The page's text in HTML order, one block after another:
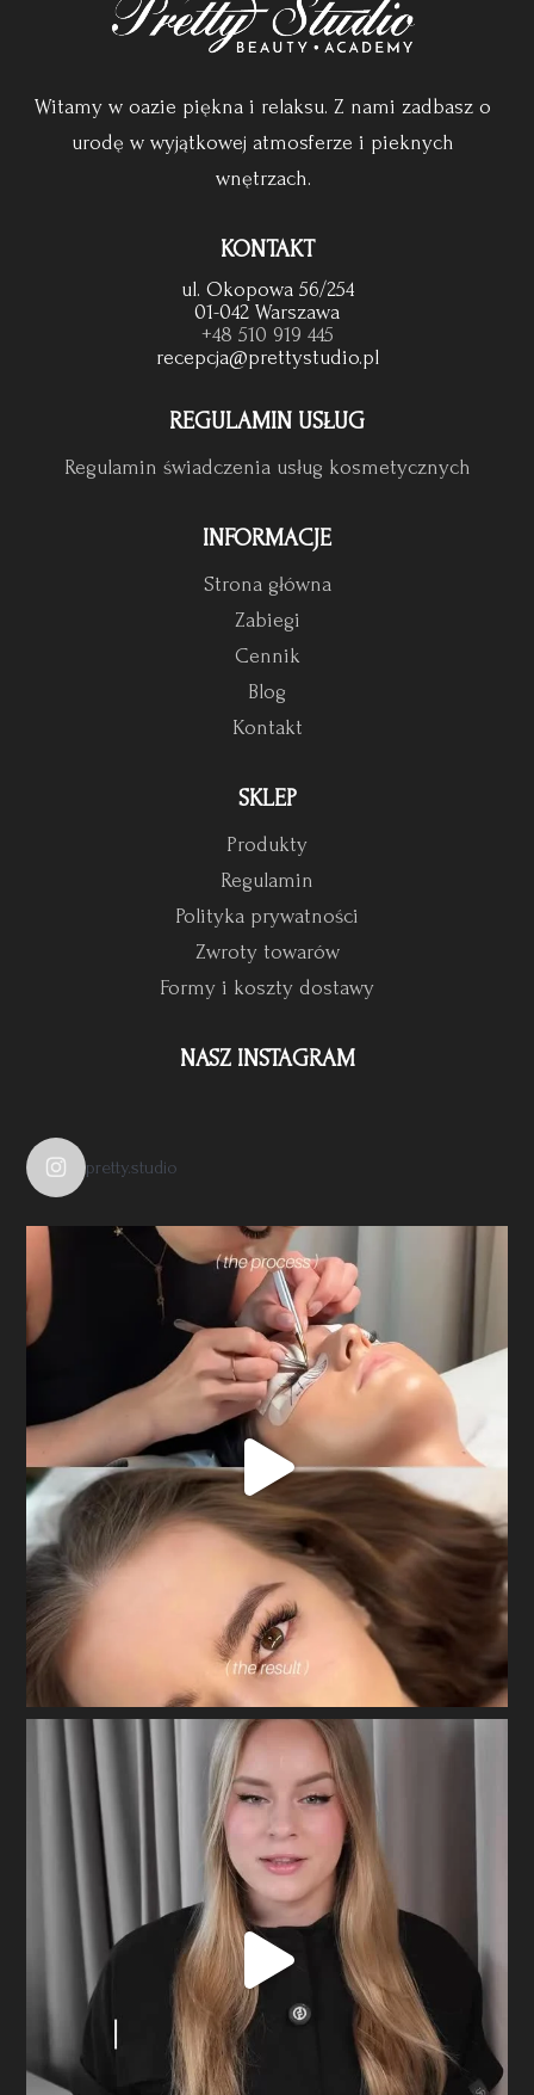
Witamy w oazie piękna i relaksu. Z nami zadbasz o
urodę w wyjątkowej atmosferze i pieknych
wnętrzach.
KONTAKT
ul. Okopowa 56/254
01-042 Warszawa
+48 510 919 445
recepcja@prettystudio.pl
REGULAMIN USŁUG
Regulamin świadczenia usług kosmetycznych
INFORMACJE
Strona główna
Zabiegi
Cennik
Blog
Kontakt
SKLEP
Produkty
Regulamin
Polityka prywatności
Zwroty towarów
Formy i koszty dostawy
NASZ INSTAGRAM
pretty.studio